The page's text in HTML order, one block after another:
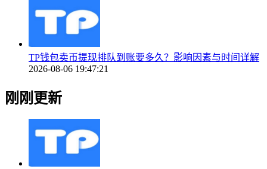
TP钱包卖币提现排队到账要多久？影响因素与时间详解
2026-08-06 19:47:21
刚刚更新